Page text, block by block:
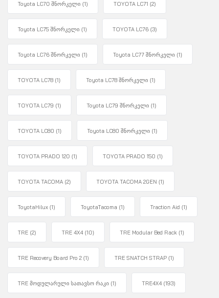
Toyota LC70 შნორკელი (1) TOYOTA LC71 (2)
Toyota LC75 შნორკელი (1) TOYOTA LC76 (3)
Toyota LC76 შნორკელი (1) Toyota LC77 შნორკელი (1)
TOYOTA LC78 (1) Toyota LC78 შნორკელი (1)
TOYOTA LC79 (1) Toyota LC79 შნორკელი (1)
TOYOTA LC80 (1) Toyota LC80 შნორკელი (1)
TOYOTA PRADO 120 (1) TOYOTA PRADO 150 (1)
TOYOTA TACOMA (2) TOYOTA TACOMA 2GEN (1)
ToyotaHilux (1) ToyotaTacoma (1) Traction Aid (1)
TRE (2) TRE 4X4 (10) TRE Modular Bed Rack (1)
TRE Recovery Board Pro 2 (1) TRE SNATCH STRAP (1)
TRE მოდულარული სათავსო რაკი (1) TRE4X4 (193)